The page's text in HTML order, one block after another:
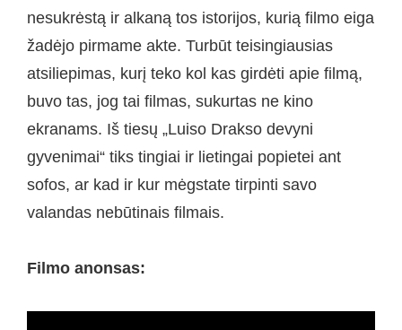
nesukrėstą ir alkaną tos istorijos, kurią filmo eiga
žadėjo pirmame akte. Turbūt teisingiausias
atsiliepimas, kurį teko kol kas girdėti apie filmą,
buvo tas, jog tai filmas, sukurtas ne kino
ekranams. Iš tiesų „Luiso Drakso devyni
gyvenimai“ tiks tingiai ir lietingai popietei ant
sofos, ar kad ir kur mėgstate tirpinti savo
valandas nebūtinais filmais.
Filmo anonsas: